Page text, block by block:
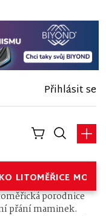
Přihlásit se
LITOMĚŘICE
porodnice
přání maminek.